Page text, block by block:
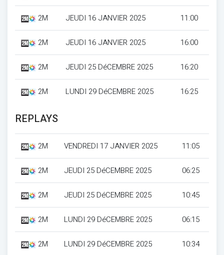
2M JEUDI 16 JANVIER 2025 11:00
2M JEUDI 16 JANVIER 2025 16:00
2M JEUDI 25 DéCEMBRE 2025 16:20
2M LUNDI 29 DéCEMBRE 2025 16:25
REPLAYS
2M VENDREDI 17 JANVIER 2025 11:05
2M JEUDI 25 DéCEMBRE 2025 06:25
2M JEUDI 25 DéCEMBRE 2025 10:45
2M LUNDI 29 DéCEMBRE 2025 06:15
2M LUNDI 29 DéCEMBRE 2025 10:34